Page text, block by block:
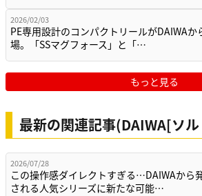
2026/02/03
PE専用設計のコンパクトリールがDAIWAか
場。「SSマグフォース」と「…
もっと見る
最新の関連記事(DAIWA[ソ
2026/07/28
この操作感ダイレクトすぎる…DAIWAから
される人気シリーズに新たな可能…